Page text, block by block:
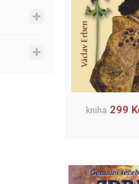
kniha 299